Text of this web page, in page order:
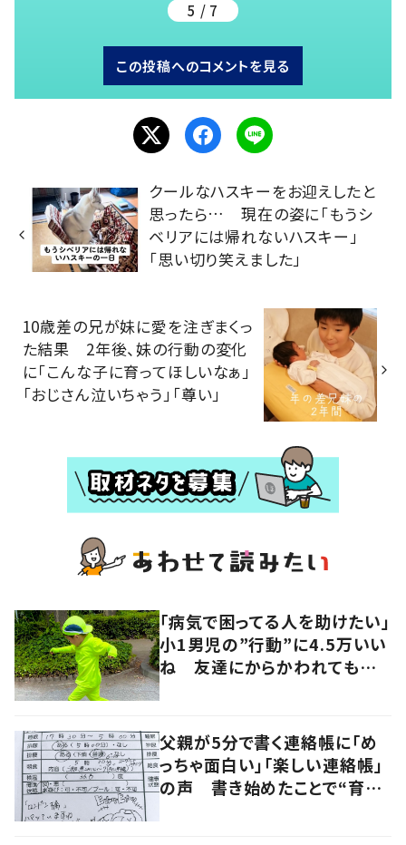
5 / 7
この投稿へのコメントを見る
クールなハスキーをお迎えしたと
思ったら… 現在の姿に「もうシ
ベリアには帰れないハスキー」
「思い切り笑えました」
10歳差の兄が妹に愛を注ぎまくっ
た結果 2年後、妹の行動の変化
に「こんな子に育ってほしいなぁ」
「おじさん泣いちゃう」「尊い」
「病気で困ってる人を助けたい」
小1男児の”行動”に4.5万いい
ね 友達にからかわれても貫く
父親が5分で書く連絡帳に「め
っちゃ面白い」「楽しい連絡帳」
の声 書き始めたことで“育児